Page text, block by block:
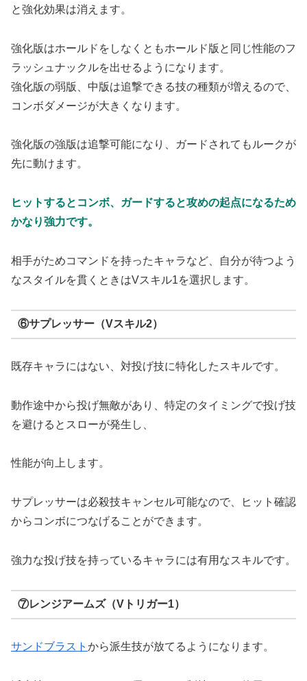
と強化効果は消えます。
強化版はホールドをしなくともホールド版と同じ性能のフ
ラッシュナックルを出せるようになります。
強化版の弱版、中版は追撃できる技の種類が増えるので、
コンボダメージが大きくなります。
強化版の強版は追撃可能になり、ガードされてもルークが
先に動けます。
ヒットするとコンボ、ガードすると攻めの起点になるため
かなり強力です。
相手がためコマンドを持ったキャラなど、自分が待つよう
なスタイルを貫くときはVスキル1を選択します。
⑥サプレッサー（Vスキル2）
既存キャラにはない、対投げ技に特化したスキルです。
動作途中から投げ無敵があり、特定のタイミングで投げ技
を避けるとスローが発生し、
性能が向上します。
サプレッサーは必殺技キャンセル可能なので、ヒット確認
からコンボにつなげることができます。
強力な投げ技を持っているキャラには有用なスキルです。
⑦レンジアームズ（Vトリガー1）
サンドブラスト から派生技が放てるようになります。